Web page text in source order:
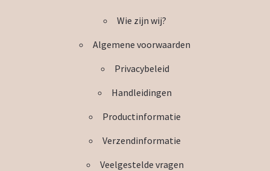
gekozen
op
de
Wie zijn wij?
Algemene voorwaarden
Privacybeleid
Handleidingen
Productinformatie
Verzendinformatie
Veelgestelde vragen